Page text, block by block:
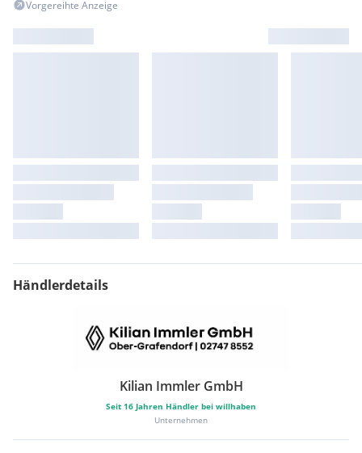
Vorgereihte Anzeige
Händlerdetails
Kilian Immler GmbH
Seit 16 Jahren Händler bei willhaben
Unternehmen